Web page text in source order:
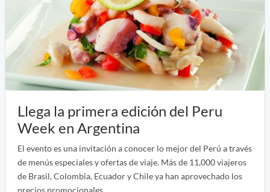
Llega la primera edición del Peru
Week en Argentina
El evento es una invitación a conocer lo mejor del Perú a través
de menús especiales y ofertas de viaje. Más de 11,000 viajeros
de Brasil, Colombia, Ecuador y Chile ya han aprovechado los